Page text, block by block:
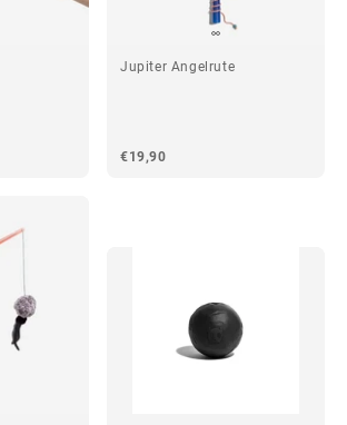
Jupiter Angelrute
€19,90